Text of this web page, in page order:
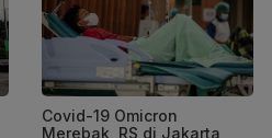
Covid-19 Omicron
Merebak, RS di Jakarta